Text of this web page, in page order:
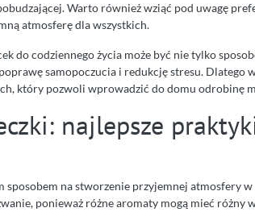
Warto również wziąć pod uwagę
atmosferę dla wszystkich.
do codziennego życia może być nie tylko
samopoczucia i redukcję stresu. Dlatego
który pozwoli wprowadzić do domu odrobinę
najlepsze
sposobem na stworzenie przyjemnej atmosfery
ponieważ różne aromaty mogą mieć różny